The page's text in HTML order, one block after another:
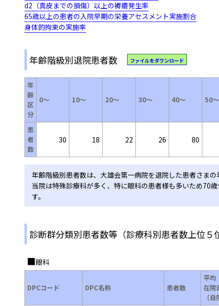
d2（真皮までの損傷）以上の褥瘡発生率
65歳以上の患者の入院早期の栄養アセスメント実施割合
身体的拘束の実施率
年齢階級別退院患者数 ファイルをダウンロード
年
齢
区
分
0～ 10～ 20～ 30～ 40～ 50～
患
者
数
30 18 22 26 80
年齢階級別患者数は、大雄会第一病院を退院した患者さま
当院は特殊診療科が多く、特に眼科の患者様も多いため70
す。
診断群分類別患者数等（診療科別患者数上位５
眼科
DPCコード DPC名称 患者数
平均
在院
（